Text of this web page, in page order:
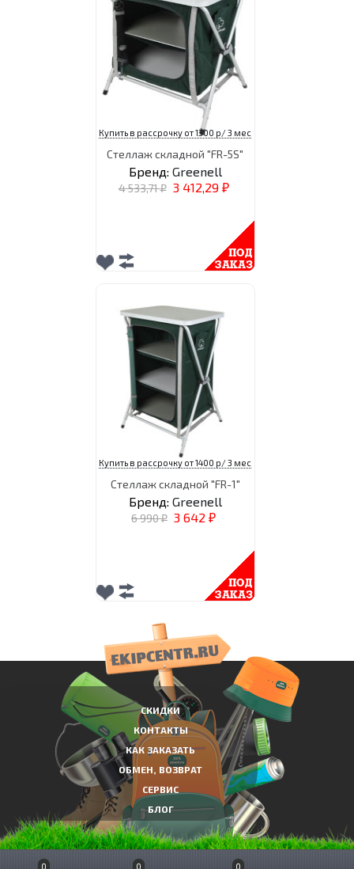
Купить в рассрочку от 1300 р/ 3 мес
Стеллаж складной "FR-5S"
Бренд: Greenell
4 533,71₽ 3 412,29 ₽
Купить в рассрочку от 1400 р/ 3 мес
Стеллаж складной "FR-1"
Бренд: Greenell
6 990₽ 3 642 ₽
СКИДКИ
КОНТАКТЫ
КАК ЗАКАЗАТЬ
ОБМЕН, ВОЗВРАТ
СЕРВИС
БЛОГ
0 0 0